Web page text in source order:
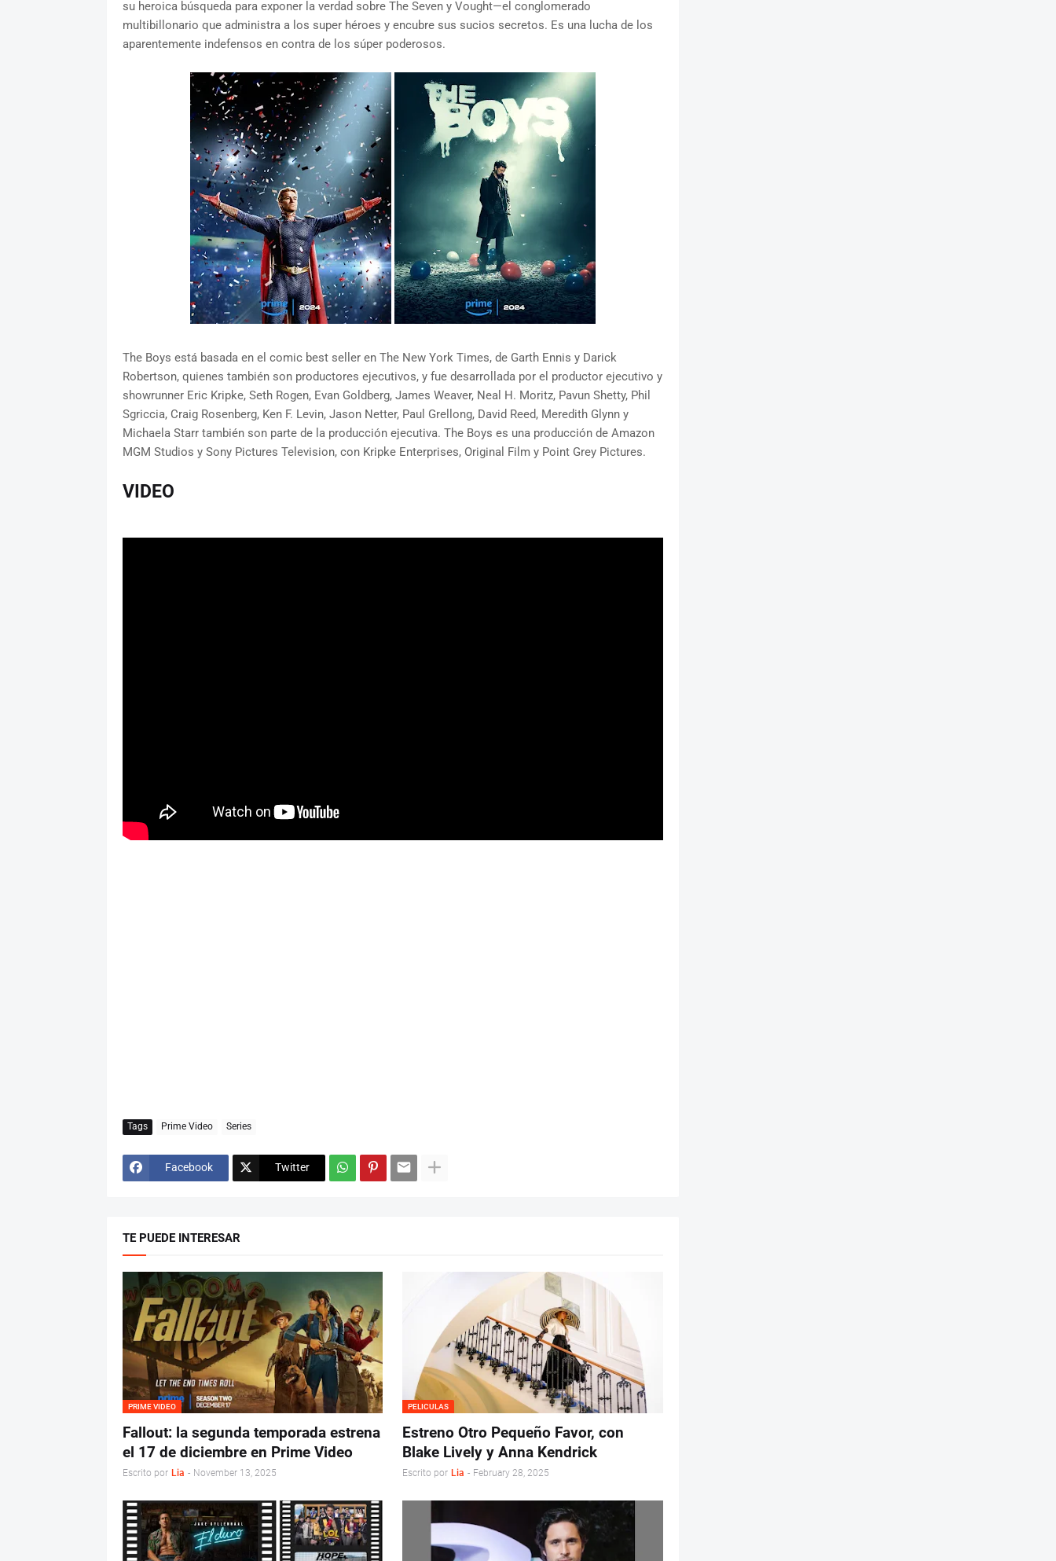
su heroica búsqueda para exponer la verdad sobre The Seven y Vought—el conglomerado
multibillonario que administra a los super héroes y encubre sus sucios secretos. Es una lucha de los
aparentemente indefensos en contra de los súper poderosos.
The Boys está basada en el comic best seller en The New York Times, de Garth Ennis y Darick
Robertson, quienes también son productores ejecutivos, y fue desarrollada por el productor ejecutivo y
showrunner Eric Kripke, Seth Rogen, Evan Goldberg, James Weaver, Neal H. Moritz, Pavun Shetty, Phil
Sgriccia, Craig Rosenberg, Ken F. Levin, Jason Netter, Paul Grellong, David Reed, Meredith Glynn y
Michaela Starr también son parte de la producción ejecutiva. The Boys es una producción de Amazon
MGM Studios y Sony Pictures Television, con Kripke Enterprises, Original Film y Point Grey Pictures.
VIDEO
Tags Prime Video Series
Facebook Twitter
TE PUEDE INTERESAR
PRIME VIDEO
Fallout: la segunda temporada estrena
el 17 de diciembre en Prime Video
Escrito por Lia - November 13, 2025
PELICULAS
Estreno Otro Pequeño Favor, con
Blake Lively y Anna Kendrick
Escrito por Lia - February 28, 2025